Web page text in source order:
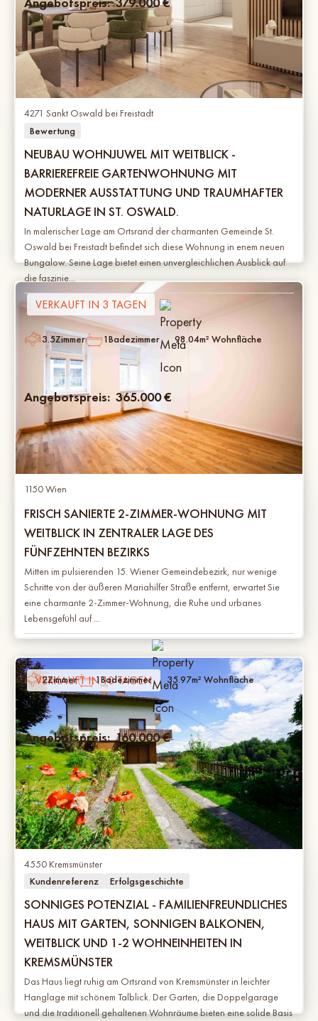
4271 Sankt Oswald bei Freistadt
Bewertung
NEUBAU WOHNJUWEL MIT WEITBLICK -
BARRIEREFREIE GARTENWOHNUNG MIT
MODERNER AUSSTATTUNG UND TRAUMHAFTER
NATURLAGE IN ST. OSWALD.
In malerischer Lage am Ortsrand der charmanten Gemeinde St.
Oswald bei Freistadt befindet sich diese Wohnung in enem neuen
Bungalow. Seine Lage bietet einen unvergleichlichen Ausblick auf
die faszinie...
3.5Zimmer 1Badezimmer 98.04m² Wohnfläche
Angebotspreis: 365.000€
VERKAUFT IN 3 TAGEN
1150 Wien
FRISCH SANIERTE 2-ZIMMER-WOHNUNG MIT
WEITBLICK IN ZENTRALER LAGE DES
FÜNFZEHNTEN BEZIRKS
Mitten im pulsierenden 15. Wiener Gemeindebezirk, nur wenige
Schritte von der äußeren Mariahilfer Straße entfernt, erwartet Sie
eine charmante 2-Zimmer-Wohnung, die Ruhe und urbanes
Lebensgefühl auf ...
2Zimmer 1Badezimmer 35.97m² Wohnfläche
Angebotspreis: 160.000€
VERKAUFT IN 10 TAGEN
4550 Kremsmünster
Kundenreferenz
Erfolgsgeschichte
SONNIGES POTENZIAL - FAMILIENFREUNDLICHES
HAUS MIT GARTEN, SONNIGEN BALKONEN,
WEITBLICK UND 1-2 WOHNEINHEITEN IN
KREMSMÜNSTER
Das Haus liegt ruhig am Ortsrand von Kremsmünster in leichter
Hanglage mit schönem Talblick. Der Garten, die Doppelgarage
und die traditionell gehaltenen Wohnräume bieten eine solide Basis